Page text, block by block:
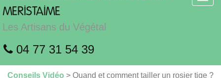
MERISTAIME
Les Artisans du Végétal
04 77 31 54 39
Conseils Vidéo > Quand et comment tailler un rosier tige ?